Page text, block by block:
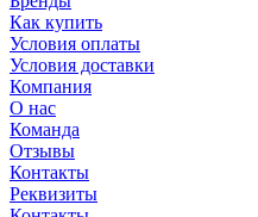
Как купить
Условия оплаты
Условия доставки
Компания
О нас
Команда
Отзывы
Контакты
Реквизиты